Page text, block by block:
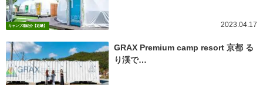
キャンプ場紹介【近畿】 2023.04.17
GRAX Premium camp resort 京都 る
り渓で…